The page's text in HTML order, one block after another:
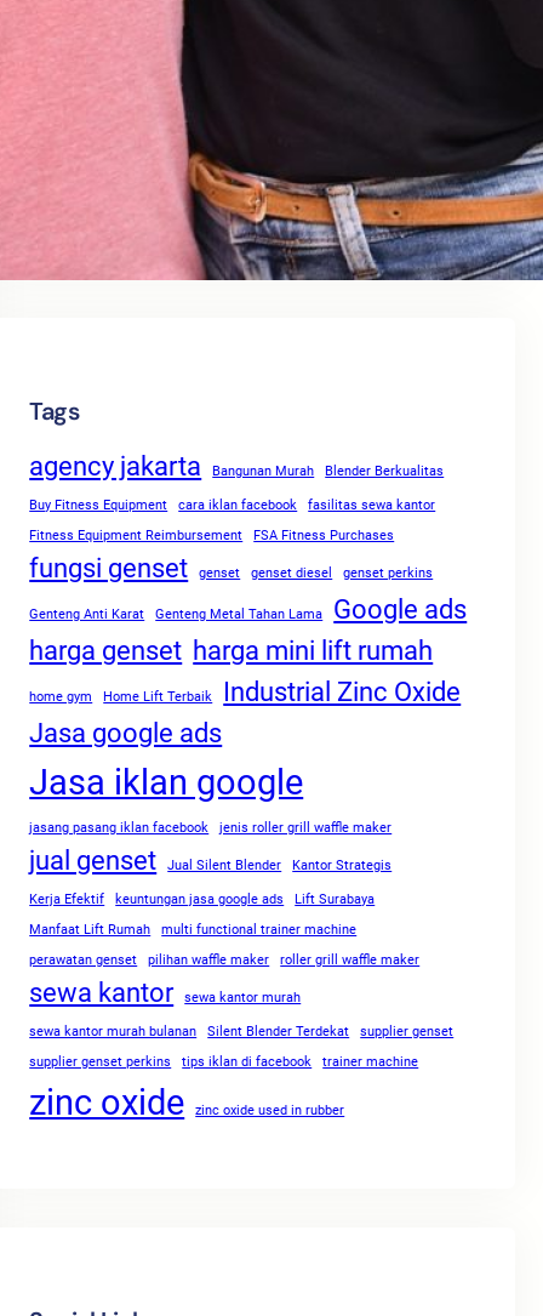
Mobile IV Drip Bali, A Quick Way to Maintain
Health
Services Vaccination Bali, A Practical Health
Solution for Travelers
Tags
agency jakarta Bangunan Murah Blender Berkualitas
Buy Fitness Equipment cara iklan facebook
fasilitas sewa kantor
Fitness Equipment Reimbursement
FSA Fitness Purchases
fungsi genset genset genset diesel genset perkins
Genteng Anti Karat Genteng Metal Tahan Lama
Google ads
harga genset harga mini lift rumah
home gym Home Lift Terbaik
Industrial Zinc Oxide
Jasa google ads
Jasa iklan google
jasang pasang iklan facebook jenis roller grill waffle maker
jual genset Jual Silent Blender Kantor Strategis
Kerja Efektif keuntungan jasa google ads
Lift Surabaya
Manfaat Lift Rumah
multi functional trainer machine
perawatan genset
pilihan waffle maker roller grill waffle maker
sewa kantor sewa kantor murah
sewa kantor murah bulanan Silent Blender Terdekat
supplier genset
supplier genset perkins
tips iklan di facebook trainer machine
zinc oxide zinc oxide used in rubber